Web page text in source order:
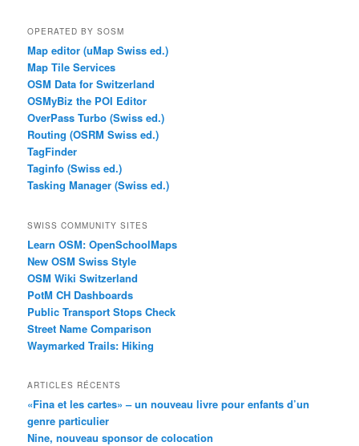
OPERATED BY SOSM
Map editor (uMap Swiss ed.)
Map Tile Services
OSM Data for Switzerland
OSMyBiz the POI Editor
OverPass Turbo (Swiss ed.)
Routing (OSRM Swiss ed.)
TagFinder
Taginfo (Swiss ed.)
Tasking Manager (Swiss ed.)
SWISS COMMUNITY SITES
Learn OSM: OpenSchoolMaps
New OSM Swiss Style
OSM Wiki Switzerland
PotM CH Dashboards
Public Transport Stops Check
Street Name Comparison
Waymarked Trails: Hiking
ARTICLES RÉCENTS
«Fina et les cartes» – un nouveau livre pour enfants d’un
genre particulier
Nine, nouveau sponsor de colocation